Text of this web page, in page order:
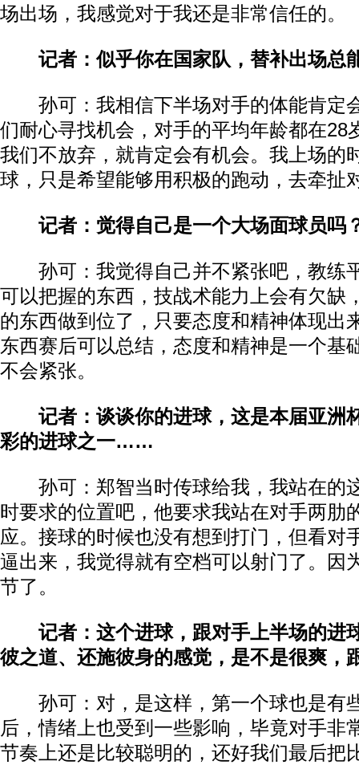
场出场，我感觉对于我还是非常信任的。
记者：似乎你在国家队，替补出场总
孙可：我相信下半场对手的体能肯定
们耐心寻找机会，对手的平均年龄都在28
我们不放弃，就肯定会有机会。我上场的
球，只是希望能够用积极的跑动，去牵扯
记者：觉得自己是一个大场面球员吗
孙可：我觉得自己并不紧张吧，教练
可以把握的东西，技战术能力上会有欠缺
的东西做到位了，只要态度和精神体现出
东西赛后可以总结，态度和精神是一个基
不会紧张。
记者：谈谈你的进球，这是本届亚洲
彩的进球之一……
孙可：郑智当时传球给我，我站在的
时要求的位置吧，他要求我站在对手两肋
应。接球的时候也没有想到打门，但看对
逼出来，我觉得就有空档可以射门了。因
节了。
记者：这个进球，跟对手上半场的进
彼之道、还施彼身的感觉，是不是很爽，
孙可：对，是这样，第一个球也是有
后，情绪上也受到一些影响，毕竟对手非
节奏上还是比较聪明的，还好我们最后把